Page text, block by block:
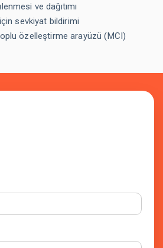
ve dağıtımı
sevkiyat bildirimi
özelleştirme arayüzü (MCI)